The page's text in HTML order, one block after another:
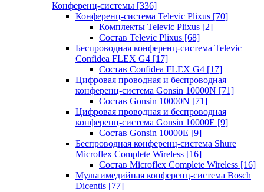
Конференц-системы [336]
Конференц-система Televic Plixus [70]
Комплекты Televic Plixus [2]
Состав Televic Plixus [68]
Беспроводная конференц-система Televic
Confidea FLEX G4 [17]
Состав Confidea FLEX G4 [17]
Цифровая проводная и беспроводная
конференц-система Gonsin 10000N [71]
Состав Gonsin 10000N [71]
Цифровая проводная и беспроводная
конференц-система Gonsin 10000E [9]
Состав Gonsin 10000E [9]
Беспроводная конференц-система Shure
Microflex Complete Wireless [16]
Состав Microflex Complete Wireless [16]
Мультимедийная конференц-система Bosch
Dicentis [77]